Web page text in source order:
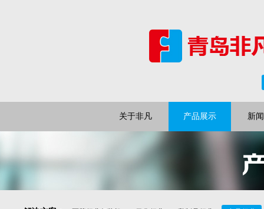
关于非凡 产品展示 新